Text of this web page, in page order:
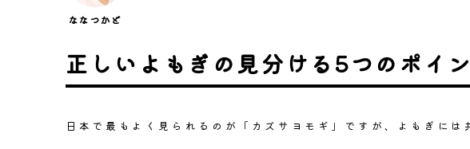
正しいよもぎの見分ける5つのポイ
日本で最もよく見られるのが 「カズサヨモギ」 ですが、よもぎには